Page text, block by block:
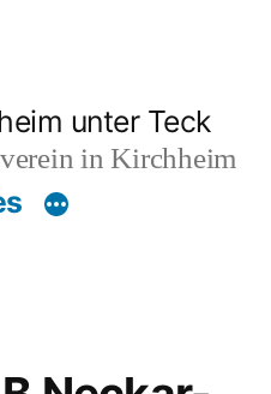
unter Teck
in Kirchheim